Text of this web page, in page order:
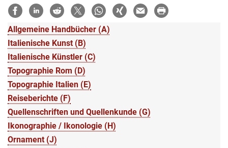
Allgemeine Handbücher (A)
Italienische Kunst (B)
Italienische Künstler (C)
Topographie Rom (D)
Topographie Italien (E)
Reiseberichte (F)
Quellenschriften und Quellenkunde (G)
Ikonographie / Ikonologie (H)
Ornament (J)